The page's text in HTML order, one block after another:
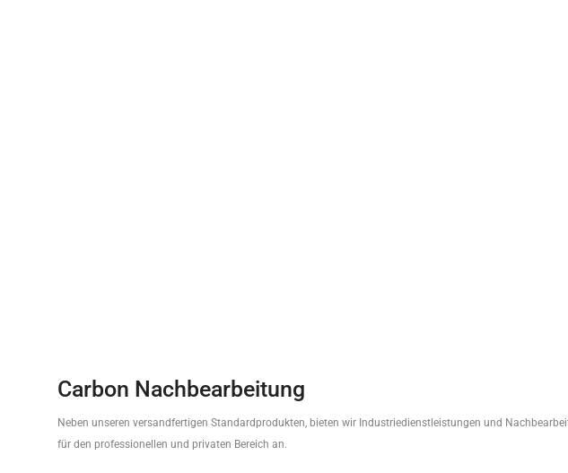
Carbon Nachbearbeitung
Neben unseren versandfertigen Standardprodukten, bieten wir Industriedienstleistungen und
für den professionellen und privaten Bereich an.